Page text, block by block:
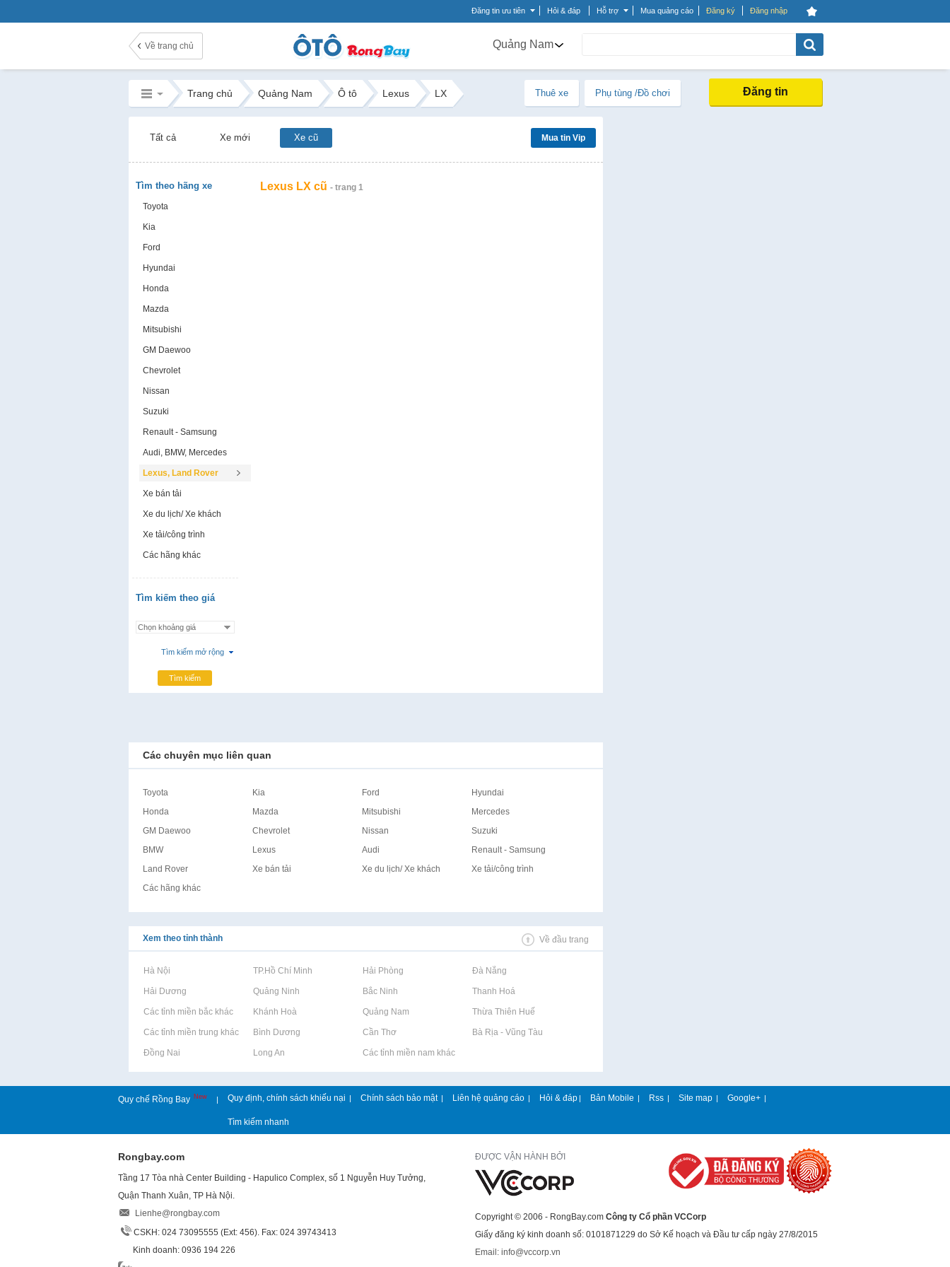
Đăng tin ưu tiên Hỏi & đáp Hỗ trợ Mua quảng cáo Đăng ký Đăng nhập
Về trang chủ Quảng Nam
Trang chủ Quảng Nam Ô tô Lexus LX Thuê xe Phụ tùng /Đồ chơi Đăng tin
Tất cả Xe mới Xe cũ Mua tin Vip
Tìm theo hãng xe
Toyota
Kia
Ford
Hyundai
Honda
Mazda
Mitsubishi
GM Daewoo
Chevrolet
Nissan
Suzuki
Renault - Samsung
Audi, BMW, Mercedes
Lexus, Land Rover
Xe bán tải
Xe du lịch/ Xe khách
Xe tải/công trình
Các hãng khác
Tìm kiếm theo giá
Tìm kiếm mở rộng
Tìm kiếm
Lexus LX cũ - trang 1
Các chuyên mục liên quan
Toyota Kia Ford
Hyundai
Honda
Mazda Mitsubishi
Mercedes
GM Daewoo
Chevrolet Nissan
Suzuki
BMW
Lexus Audi
Renault - Samsung
Land Rover
Xe bán tải Xe du lịch/ Xe khách
Xe tải/công trình
Các hãng khác
Xem theo tỉnh thành Về đầu trang
Rao vặt tại Hà Nội Rao vặt tại TP.Hồ Chí Minh Rao vặt tại Hải Phòng Rao vặt tại Đà Nẵng
Rao vặt tại Hải Dương Rao vặt tại Quảng Ninh Rao vặt tại Bắc Ninh Rao vặt tại Thanh Hoá
Rao vặt tại Các tỉnh miền bắc khácRao vặt tại Khánh Hoà Rao vặt tại Quảng Nam Rao vặt tại Thừa Thiên Huế
Rao vặt tại Các tỉnh miền trung khácRao vặt tại Bình Dương Rao vặt tại Cần Thơ Rao vặt tại Bà Rịa - Vũng Tàu
Rao vặt tại Đồng Nai Rao vặt tại Long An Rao vặt tại Các tỉnh miền nam khác
Quy chế Rồng Bay New | Quy định, chính sách khiếu nại | Chính sách bảo mật | Liên hệ quảng cáo | Hỏi & đáp | Bản Mobile | Rss | Site map | Google+ |
Tìm kiếm nhanh
Rongbay.com
Tầng 17 Tòa nhà Center Building - Hapulico Complex, số 1 Nguyễn Huy Tưởng,
Quận Thanh Xuân, TP Hà Nội.
Lienhe@rongbay.com
CSKH: 024 73095555 (Ext: 456). Fax: 024 39743413
Kinh doanh: 0936 194 226
ĐƯỢC VẬN HÀNH BỞI
Copyright © 2006 - RongBay.com Công ty Cổ phần VCCorp
Giấy đăng ký kinh doanh số: 0101871229 do Sở Kế hoạch và Đầu tư cấp ngày 27/8/2015
Email: info@vccorp.vn